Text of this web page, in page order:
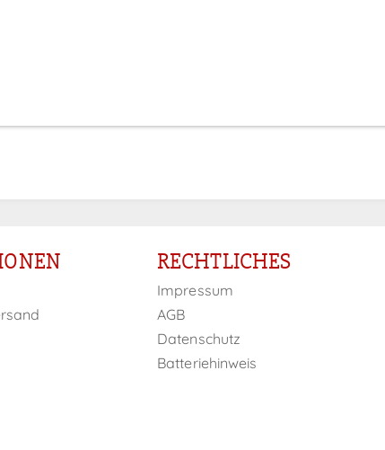
RECHTLICHES
Impressum
AGB
Datenschutz
Batteriehinweis